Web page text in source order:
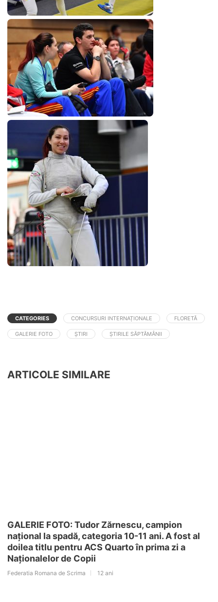
CATEGORIES CONCURSURI INTERNAȚIONALE FLORETĂ
GALERIE FOTO ȘTIRI ȘTIRILE SĂPTĂMÂNII
ARTICOLE SIMILARE
GALERIE FOTO: Tudor Zărnescu, campion
național la spadă, categoria 10-11 ani. A fost al
doilea titlu pentru ACS Quarto în prima zi a
Naționalelor de Copii
Federatia Romana de Scrima 12 ani